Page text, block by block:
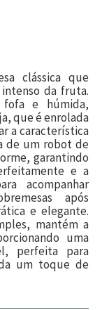
clássica que
da fruta.
fofa e húmida,
que é enrolada
a característica
de um robot de
garantindo
e a
acompanhar
após
e elegante.
mantém a
uma
perfeita para
um toque de